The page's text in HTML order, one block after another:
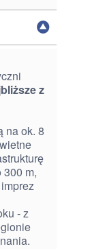
z
na ok. 8
m,
- z